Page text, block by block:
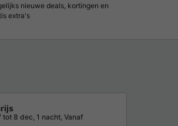
nieuwe deals, kortingen en
extra's
tot 8 dec, 1 nacht, Vanaf